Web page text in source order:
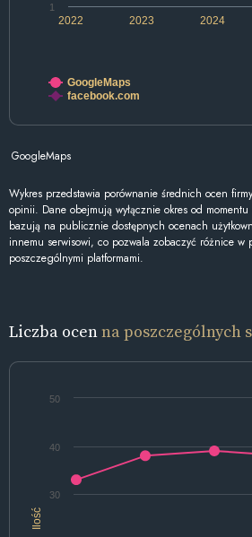
2022 2024
2023
1
GoogleMaps
facebook.com
GoogleMaps
Wykres przedstawia porównanie średnich ocen
opinii. Dane obejmują wyłącznie okres od
bazują na publicznie dostępnych ocenach
innemu serwisowi, co pozwala zobaczyć różnice w
poszczególnymi platformami.
Liczba ocenna poszczególnych
Ilość
30
40
50